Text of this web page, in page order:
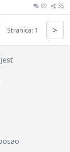
89 35
Stranica: 1 >